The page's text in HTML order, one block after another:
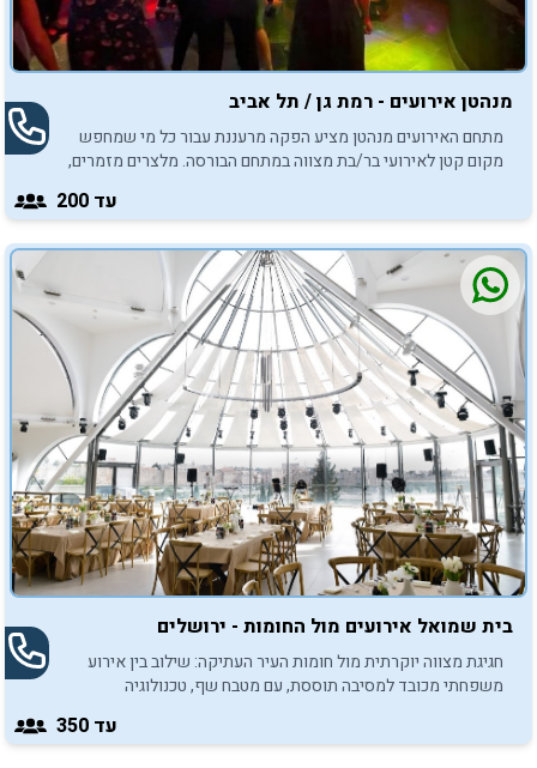
מנהטן אירועים - רמת גן / תל אביב
מתחם האירועים מנהטן מציע הפקה מרעננת עבור כל מי שמחפש
מקום קטן לאירועי בר/בת מצווה במתחם הבורסה. מלצרים מזמרים,
עד 200
בית שמואל אירועים מול החומות - ירושלים
חגיגת מצווה יוקרתית מול חומות העיר העתיקה: שילוב בין אירוע
משפחתי מכובד למסיבה תוססת, עם מטבח שף, טכנולוגיה
עד 350